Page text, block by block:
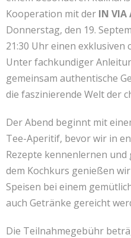
Business商业
Kontakt联系我们
Kooperation mit der IN
Donnerstag, den 19.
21:30 Uhr einen exklusiven
Unter fachkundiger
gemeinsam authentische
die faszinierende Welt der
Der Abend beginnt mit
Tee-Aperitif, bevor wir in
Rezepte kennenlernen und
dem Kochkurs genießen
Speisen bei einem
auch Getränke gereicht
Die Teilnahmegebühr